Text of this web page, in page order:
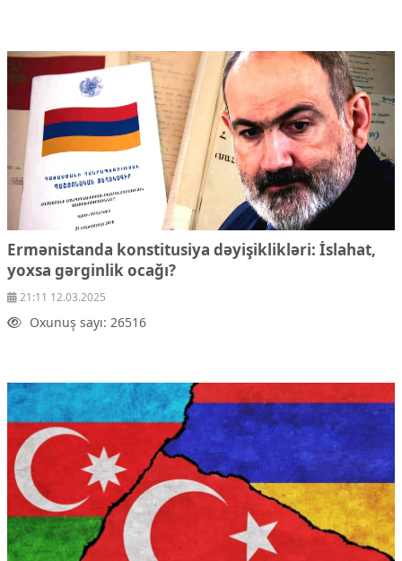
Ermənistanda konstitusiya dəyişiklikləri: İslahat,
yoxsa gərginlik ocağı?
21:11 12.03.2025
Oxunuş sayı: 26516